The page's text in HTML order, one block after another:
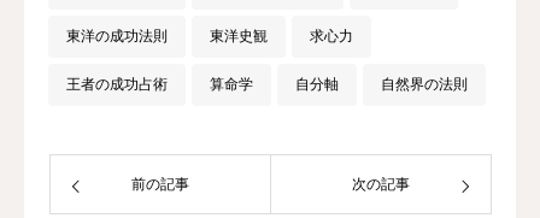
東洋の成功法則 東洋史観 求心力
王者の成功占術 算命学 自分軸 自然界の法則
前の記事 次の記事